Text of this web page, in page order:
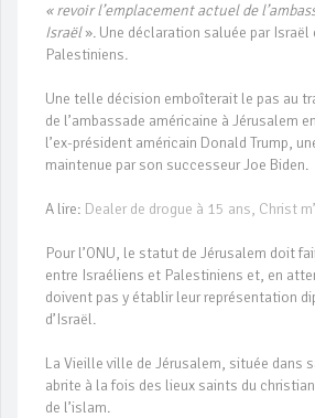
« revoir l’emplacement actuel de
Israël». Une déclaration saluée par Israël
Palestiniens.
Une telle décision emboîterait le pas au
de l’ambassade américaine à Jérusalem
l’ex-président américain Donald Trump,
maintenue par son successeur Joe Biden.
A lire: Dealer de drogue à 15 ans, Christ
Pour l’ONU, le statut de Jérusalem doit
entre Israéliens et Palestiniens et, en
doivent pas y établir leur représentation
d’Israël.
La Vieille ville de Jérusalem, située dans
abrite à la fois des lieux saints du
de l’islam.